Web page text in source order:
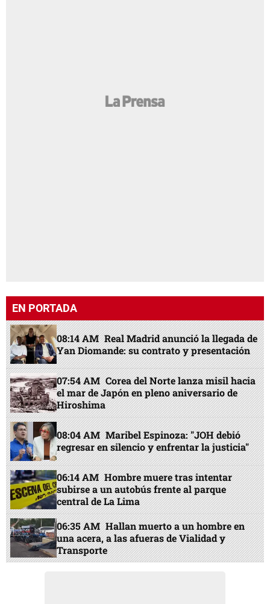
EN PORTADA
08:14 AM Real Madrid anunció la llegada de
Yan Diomande: su contrato y presentación
07:54 AM Corea del Norte lanza misil hacia
el mar de Japón en pleno aniversario de
Hiroshima
08:04 AM Maribel Espinoza: "JOH debió
regresar en silencio y enfrentar la justicia"
06:14 AM Hombre muere tras intentar
subirse a un autobús frente al parque
central de La Lima
06:35 AM Hallan muerto a un hombre en
una acera, a las afueras de Vialidad y
Transporte